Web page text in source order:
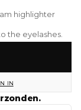
highlighter
the eyelashes.
IN